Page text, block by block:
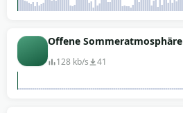
Offene Sommeratmosphäre
128 kb/s 41